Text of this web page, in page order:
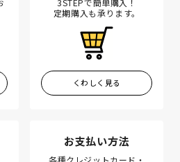
定期購入も承ります。
くわしく見る
お支払い方法
各種クレジットカード・